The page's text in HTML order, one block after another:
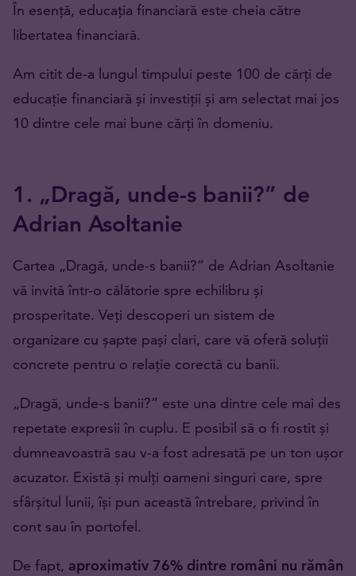
În esență, educația financiară este cheia către
libertatea financiară.
Am citit de-a lungul timpului peste 100 de cărți de
educație financiară și investiții și am selectat mai jos
10 dintre cele mai bune cărți în domeniu.
1. „Dragă, unde-s banii?” de
Adrian Asoltanie
Cartea „Dragă, unde-s banii?” de Adrian Asoltanie
vă invită într-o călătorie spre echilibru și
prosperitate. Veți descoperi un sistem de
organizare cu șapte pași clari, care vă oferă soluții
concrete pentru o relație corectă cu banii.
„Dragă, unde-s banii?” este una dintre cele mai des
repetate expresii în cuplu. E posibil să o fi rostit și
dumneavoastră sau v-a fost adresată pe un ton ușor
acuzator. Există și mulți oameni singuri care, spre
sfârșitul lunii, își pun această întrebare, privind în
cont sau în portofel.
De fapt, aproximativ 76% dintre români nu rămân